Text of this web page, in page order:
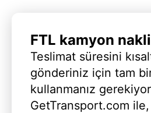
FTL kamyon
Teslimat süresini
gönderiniz için tam
kullanmanız
GetTransport.com